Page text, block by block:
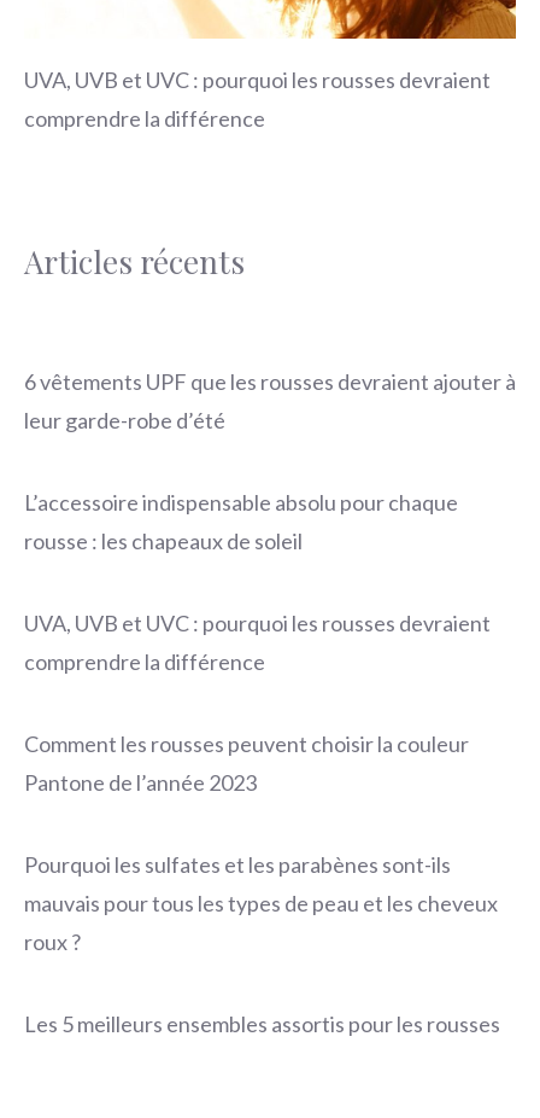
UVA, UVB et UVC : pourquoi les rousses devraient
comprendre la différence
Articles récents
6 vêtements UPF que les rousses devraient ajouter à
leur garde-robe d’été
L’accessoire indispensable absolu pour chaque
rousse : les chapeaux de soleil
UVA, UVB et UVC : pourquoi les rousses devraient
comprendre la différence
Comment les rousses peuvent choisir la couleur
Pantone de l’année 2023
Pourquoi les sulfates et les parabènes sont-ils
mauvais pour tous les types de peau et les cheveux
roux ?
Les 5 meilleurs ensembles assortis pour les rousses